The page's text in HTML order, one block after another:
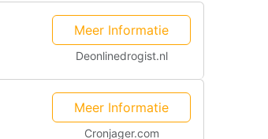
Meer Informatie
Deonlinedrogist.nl
Meer Informatie
Cronjager.com